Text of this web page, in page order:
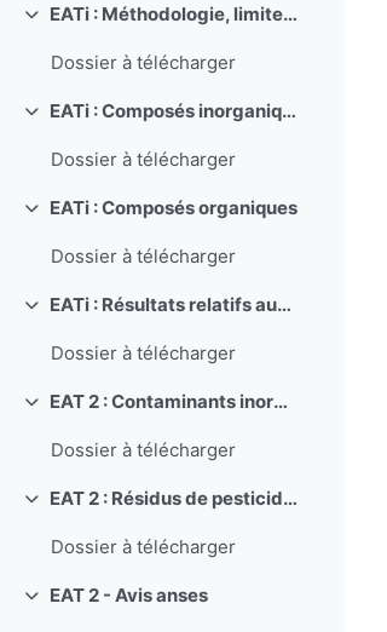
Replier EATi : Méthodologie, limites et incertitudes
Dossier à télécharger
Replier EATi : Composés inorganiques
Dossier à télécharger
Replier
EATi : Composés organiques
Dossier à télécharger
Replier EATi : Résultats relatifs aux résidus de pesticides
Dossier à télécharger
Replier EAT 2 : Contaminants inorganiques, minéraux, polluants organiques persistants, mycotoxines, phyto-estrogènes
Dossier à télécharger
Replier EAT 2 : Résidus de pesticides, additifs, acrylamide, hydrocarbures aromatiques polycycliques
Dossier à télécharger
Replier
EAT 2 - Avis anses